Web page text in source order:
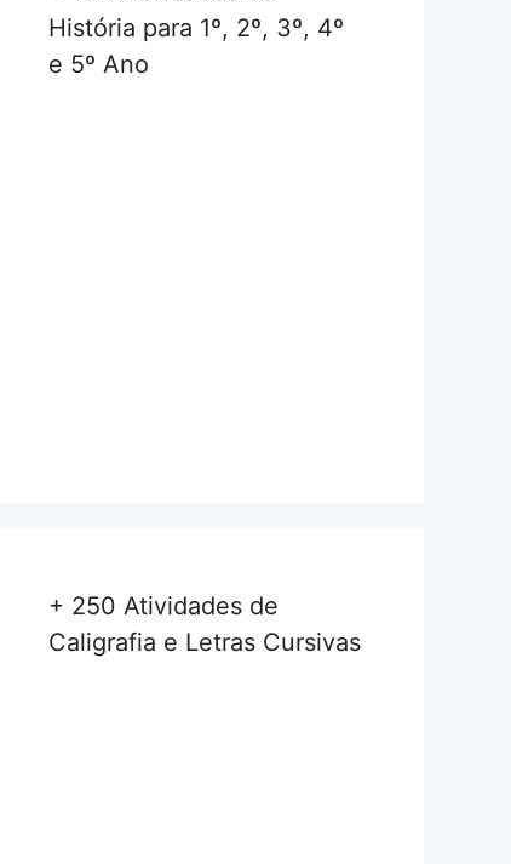
História para 1º, 2º, 3º, 4º
e 5º Ano
+ 250 Atividades de
Caligrafia e Letras Cursivas